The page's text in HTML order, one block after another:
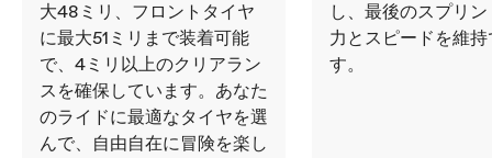
大48ミリ、フロントタイヤ
に最大51ミリまで装着可能
で、4ミリ以上のクリアラン
スを確保しています。あなた
のライドに最適なタイヤを選
んで、自由自在に冒険を楽し
し、最後のスプリ
力とスピードを維
す。